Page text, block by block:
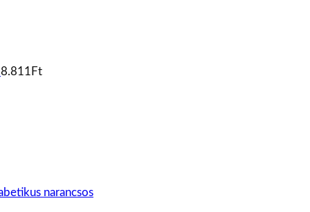
8.811 Ft
narancsos